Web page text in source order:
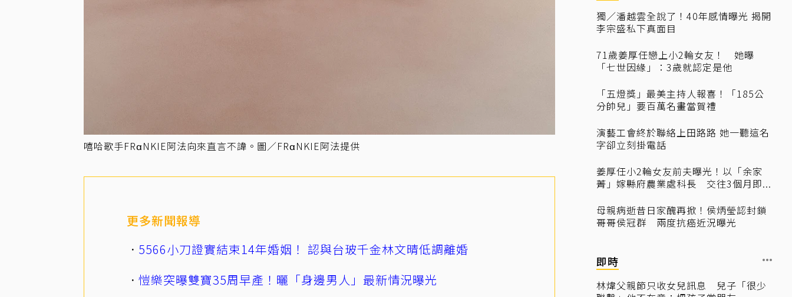
嘻哈歌手FRαNKIE阿法向來直言不諱。圖／FRαNKIE阿法提供
更多新聞報導
5566小刀證實結束14年婚姻！ 認與台玻千金林文晴低調離婚
愷樂突曝雙寶35周早產！曬「身邊男人」最新情況曝光
獨／潘越雲全說了！40年感情曝光 揭開
李宗盛私下真面目
71歲姜厚任戀上小2輪女友！ 她曝
「七世因緣」：3歲就認定是他
「五燈獎」最美主持人報喜！「185公
分帥兒」要百萬名畫當賀禮
演藝工會終於聯絡上田路路 她一聽這名
字卻立刻掛電話
姜厚任小2輪女友前夫曝光！以「余家
菁」嫁縣府農業處科長 交往3個月即...
母親病逝昔日家醜再掀！侯炳瑩認封鎖
哥哥侯冠群 兩度抗癌近況曝光
即時
林煒父親節只收女兒訊息 兒子「很少